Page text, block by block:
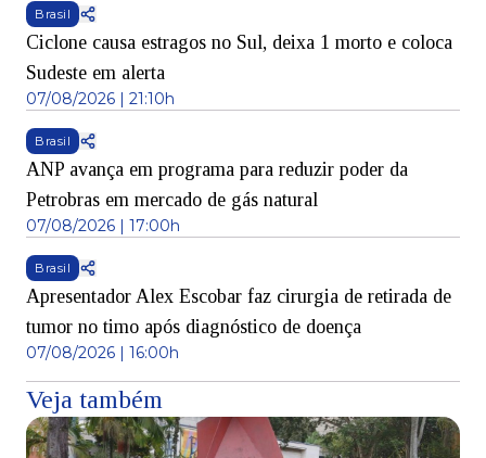
Brasil
Ciclone causa estragos no Sul, deixa 1 morto e coloca
Sudeste em alerta
07/08/2026 | 21:10h
Brasil
ANP avança em programa para reduzir poder da
Petrobras em mercado de gás natural
07/08/2026 | 17:00h
Brasil
Apresentador Alex Escobar faz cirurgia de retirada de
tumor no timo após diagnóstico de doença
07/08/2026 | 16:00h
Veja também